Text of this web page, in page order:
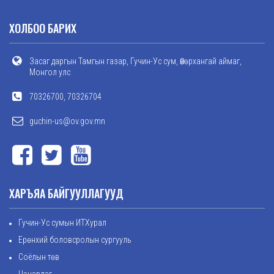
ХОЛБОО БАРИХ
Засаг даргын Тамгын газар, Гучин-Ус сум, Өвөрхангай аймаг,
Монгол улс
70326700, 70326704
guchin-us@ov.gov.mn
ХАРЪЯА БАЙГУУЛЛАГУУД
Гучин-Ус сумын ИТХурал
Ерөнхий боловсролын сургууль
Соёлын төв